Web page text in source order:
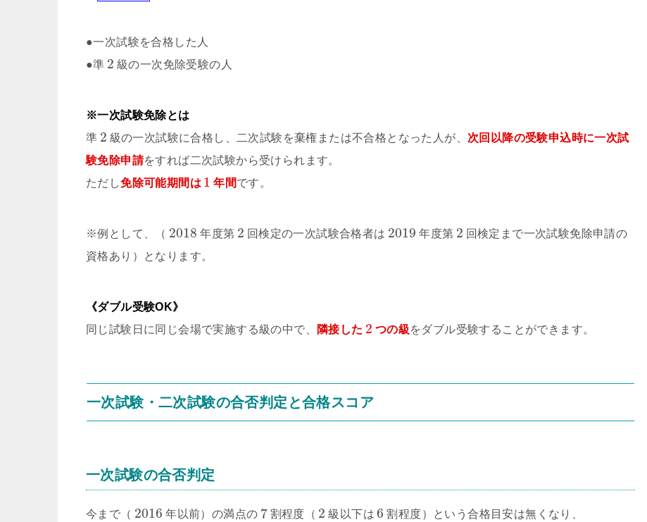
●一次試験を合格した人
●準 2 級の一次免除受験の人
※一次試験免除とは
準 2 級の一次試験に合格し、二次試験を棄権または不合格となった人が、 次回以降の受験申込時に一次試
験免除申請をすれば二次試験から受けられます。
ただし免除可能期間は 1 年間です。
※例として、（ 2018 年度第 2 回検定の一次試験合格者は 2019 年度第 2 回検定まで一次試験免除申請の
資格あり）となります。
《ダブル受験OK》
同じ試験日に同じ会場で実施する級の中で、
隣接した 2 つの級をダブル受験することができます。
一次試験・二次試験の合否判定と合格スコア
一次試験の合否判定
今まで（ 2016 年以前）の満点の 7 割程度（ 2 級以下は 6 割程度）という合格目安は無くなり、